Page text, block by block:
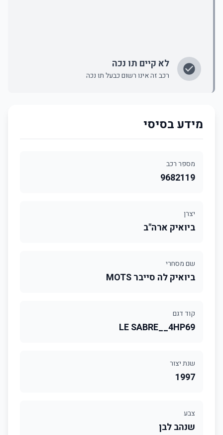
לא קיים תו נכה
רכב זה אינו רשום כבעל תו נכה
מידע בסיסי
מספר רכב
9682119
יצרן
ביואיק ארה"ב
שם מסחרי
ביואיק לה סייבר MOTS
קוד דגם
LE SABRE__4HP69
שנת יצור
1997
צבע
שנהב לבן